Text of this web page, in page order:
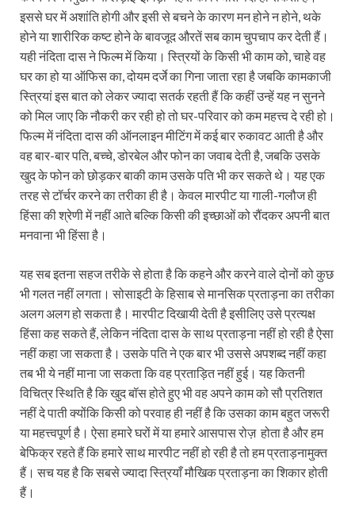
इससे घर में अशांति होगी और इसी से बचने के कारण मन होने न होने, थके
होने या शारीरिक कष्ट होने के बावजूद औरतें सब काम चुपचाप कर देती हैं।
यही नंदिता दास ने फिल्म में किया। स्त्रियों के किसी भी काम को, चाहे वह
घर का हो या ऑफिस का, दोयम दर्जे का गिना जाता रहा है जबकि कामकाजी
स्त्रियां इस बात को लेकर ज्यादा सतर्क रहती हैं कि कहीं उन्हें यह न सुनने
को मिल जाए कि नौकरी कर रही हो तो घर-परिवार को कम महत्त्व दे रही हो।
फिल्म में नंदिता दास की ऑनलाइन मीटिंग में कई बार रुकावट आती है और
वह बार-बार पति, बच्चे, डोरबेल और फोन का जवाब देती है, जबकि उसके
खुद के फोन को छोड़कर बाकी काम उसके पति भी कर सकते थे। यह एक
तरह से टॉर्चर करने का तरीका ही है। केवल मारपीट या गाली-गलौज ही
हिंसा की श्रेणी में नहीं आते बल्कि किसी की इच्छाओं को रौंदकर अपनी बात
मनवाना भी हिंसा है।
यह सब इतना सहज तरीके से होता है कि कहने और करने वाले दोनों को कुछ
भी गलत नहीं लगता। सोसाइटी के हिसाब से मानसिक प्रताड़ना का तरीका
अलग अलग हो सकता है। मारपीट दिखायी देती है इसीलिए उसे प्रत्यक्ष
हिंसा कह सकते हैं, लेकिन नंदिता दास के साथ प्रताड़ना नहीं हो रही है ऐसा
नहीं कहा जा सकता है। उसके पति ने एक बार भी उससे अपशब्द नहीं कहा
तब भी ये नहीं माना जा सकता कि वह प्रताड़ित नहीं हुई। यह कितनी
विचित्र स्थिति है कि खुद बॉस होते हुए भी वह अपने काम को सौ प्रतिशत
नहीं दे पाती क्योंकि किसी को परवाह ही नहीं है कि उसका काम बहुत जरूरी
या महत्त्वपूर्ण है। ऐसा हमारे घरों में या हमारे आसपास रोज़ होता है और हम
बेफिक्र रहते हैं कि हमारे साथ मारपीट नहीं हो रही है तो हम प्रताड़नामुक्त
हैं। सच यह है कि सबसे ज्यादा स्त्रियाँ मौखिक प्रताड़ना का शिकार होती
हैं।